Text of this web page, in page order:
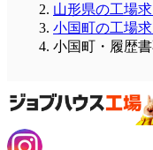
山形県の工場求
小国町の工場求
小国町・履歴